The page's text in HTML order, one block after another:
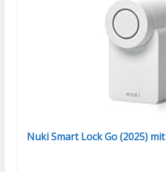
Nuki Smart Lock Go (2025)